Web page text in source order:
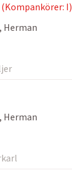
I)
Herman
Herman